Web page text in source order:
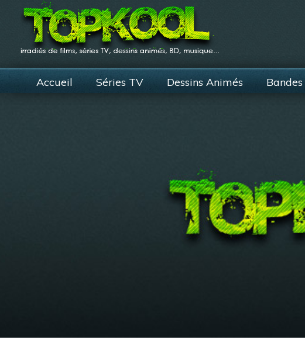
Accueil Séries TV Dessins Animés Bandes